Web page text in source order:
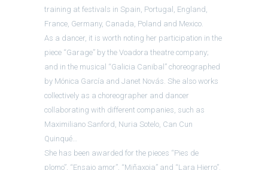
training at festivals in Spain, Portugal, England,
France, Germany, Canada, Poland and Mexico.
As a dancer, it is worth noting her participation in the
piece “Garage” by the Voadora theatre company;
and in the musical “Galicia Canibal” choreographed
by Mónica García and Janet Novás. She also works
collectively as a choreographer and dancer
collaborating with different companies, such as
Maximiliano Sanford, Nuria Sotelo, Can Cun
Quinqué…
She has been awarded for the pieces “Pies de
plomo”, “Ensaio amor”, “Miñaxoia” and “Lara Hierro”.